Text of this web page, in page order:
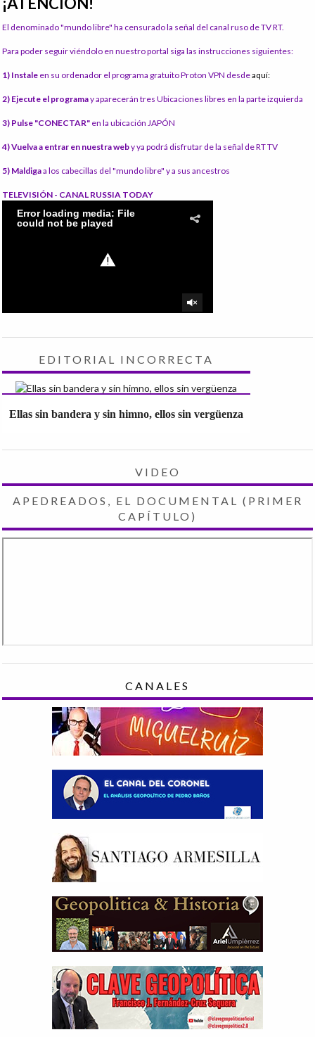
El denominado "mundo libre" ha censurado la señal del canal ruso de TV RT.
Para poder seguir viéndolo en nuestro portal siga las instrucciones siguientes:
1) Instale en su ordenador el programa gratuito Proton VPN desdeaquí:
2) Ejecute el programay aparecerán tres Ubicaciones libres en la parte izquierda
3) Pulse "CONECTAR" en la ubicación JAPÓN
4) Vuelva a entrar en nuestra weby ya podrá disfrutar de la señal de RT TV
5) Maldigaa los cabecillas del "mundo libre" y a sus ancestros
TELEVISIÓN - CANAL RUSSIA TODAY
EDITORIAL INCORRECTA
Ellas sin bandera y sin himno, ellos sin vergüenza
VIDEO
APEDREADOS, EL DOCUMENTAL (PRIMER
CAPÍTULO)
CANALES